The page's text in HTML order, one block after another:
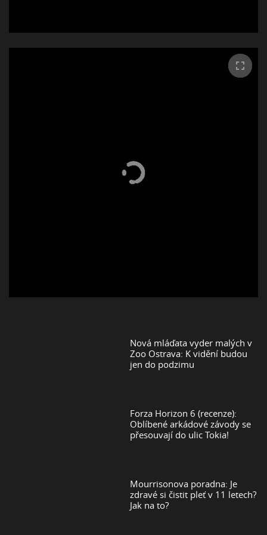
Nová mláďata vyder malých v
Zoo Ostrava: K vidění budou
jen do podzimu
Forza Horizon 6 (recenze):
Oblíbené arkádové závody se
přesouvají do ulic Tokia!
Mourrisonova poradna: Je
zdravé si čistit pleť v 11 letech?
Jak na to?